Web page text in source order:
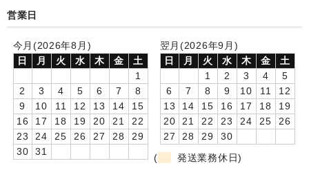
卒園DVDアルバム
卒業記念品
音声入りフォトフレームクロック(集合)
音声入りフォトフレームクロック(校歌)
スポーツウォッチ
営業日
今月(2026年8月)
日
月 火 水 木 金
土
1
2
3 4 5 6 7
8
9
10 11 12 13 14
15
16
17 18 19 20 21
22
23
24 25 26 27 28
29
30
31
翌月(2026年9月)
日
月 火 水 木 金
土
1
2 3 4
5
6
7 8 9 10 11
12
13
14 15 16 17 18
19
20
21 22 23 24 25
26
27
28 29
30
(
発送業務休日)